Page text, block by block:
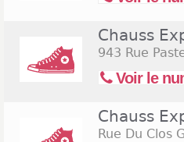
Chauss
943 Rue
Voir le
Chauss
Rue Du Clos